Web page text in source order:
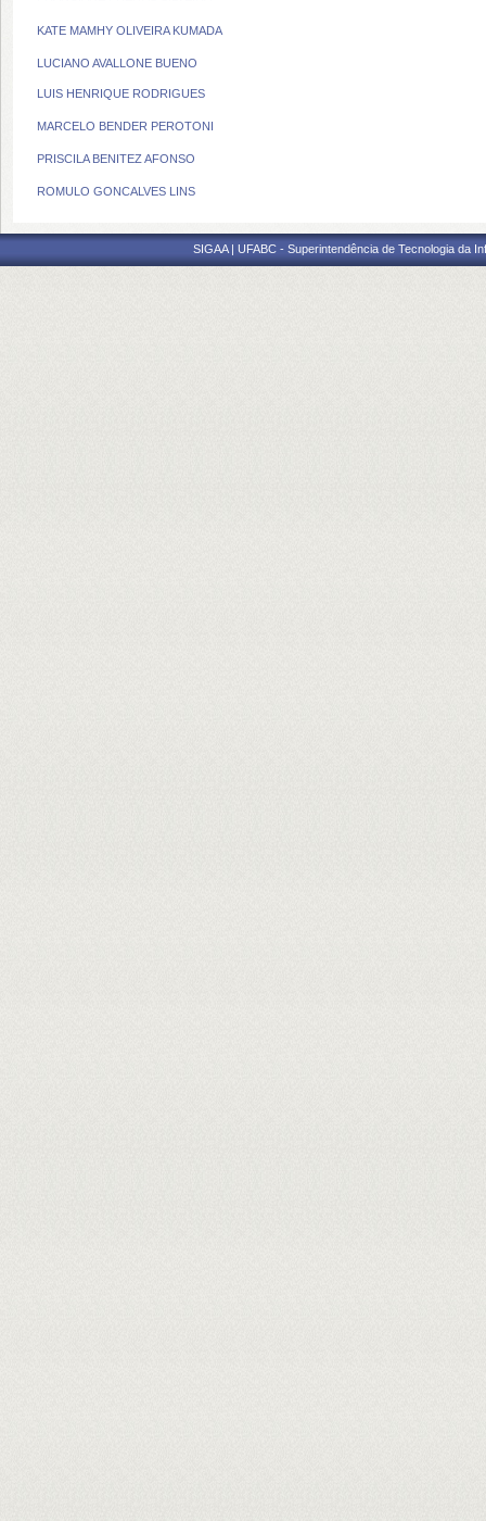
KATE MAMHY OLIVEIRA KUMADA
LUCIANO AVALLONE BUENO
LUIS HENRIQUE RODRIGUES
MARCELO BENDER PEROTONI
PRISCILA BENITEZ AFONSO
ROMULO GONCALVES LINS
SIGAA | UFABC - Superintendência de Tecnologia da